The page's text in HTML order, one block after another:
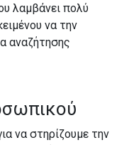
λαμβάνει πολύ
να την
αναζήτησης
να στηρίζουμε την